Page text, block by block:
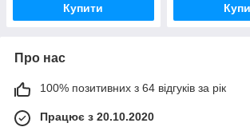
Купити
Про нас
100% позитивних з 64 відгуків за рік
Працює з 20.10.2020